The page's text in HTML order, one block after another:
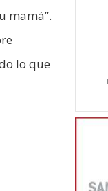
mamá”.
lo que